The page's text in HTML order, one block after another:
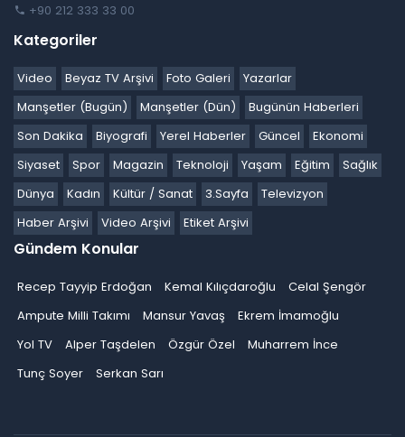
+90 212 333 33 00
Kategoriler
Video Beyaz TV Arşivi Foto Galeri
Yazarlar
Manşetler (Bugün)
Manşetler (Dün)
Bugünün Haberleri
Son Dakika
Biyografi Yerel Haberler Güncel
Ekonomi
Siyaset
Spor Magazin Teknoloji Yaşam Eğitim
Sağlık
Dünya
Kadın Kültür / Sanat 3.Sayfa
Televizyon
Haber Arşivi
Video Arşivi Etiket Arşivi
Gündem Konular
Recep Tayyip Erdoğan Kemal Kılıçdaroğlu
Celal Şengör
Ampute Milli Takımı
Mansur Yavaş
Ekrem İmamoğlu
Yol TV
Alper Taşdelen Özgür Özel
Muharrem İnce
Tunç Soyer
Serkan Sarı